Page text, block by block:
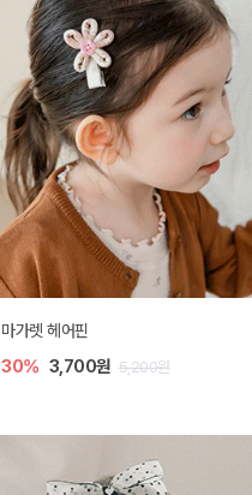
마가렛 헤어핀
30% 3,700원 5,200원